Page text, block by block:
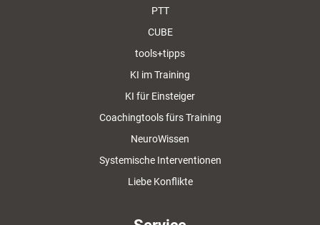
PTT
CUBE
tools+tipps
KI im Training
KI für Einsteiger
Coachingtools fürs Training
NeuroWissen
Systemische Interventionen
Liebe Konflikte